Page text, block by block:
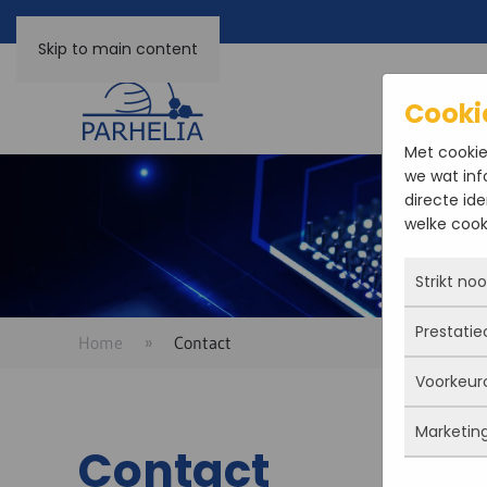
Skip to main content
Home Contact
Contact
Met
we wat
directe
welke
Strikt
Deze
actief
iets
Je kunt
maar
Met
deze
Deze